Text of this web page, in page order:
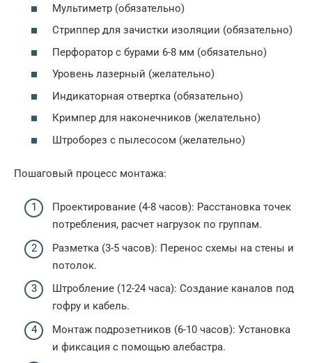
Мультиметр (обязательно)
Стриппер для зачистки изоляции (обязательно)
Перфоратор с бурами 6-8 мм (обязательно)
Уровень лазерный (желательно)
Индикаторная отвертка (обязательно)
Кримпер для наконечников (желательно)
Штроборез с пылесосом (желательно)
Пошаговый процесс монтажа:
Проектирование (4-8 часов): Расстановка точек
потребления, расчет нагрузок по группам.
Разметка (3-5 часов): Перенос схемы на стены и
потолок.
Штробление (12-24 часа): Создание каналов под
гофру и кабель.
Монтаж подрозетников (6-10 часов): Установка
и фиксация с помощью алебастра.